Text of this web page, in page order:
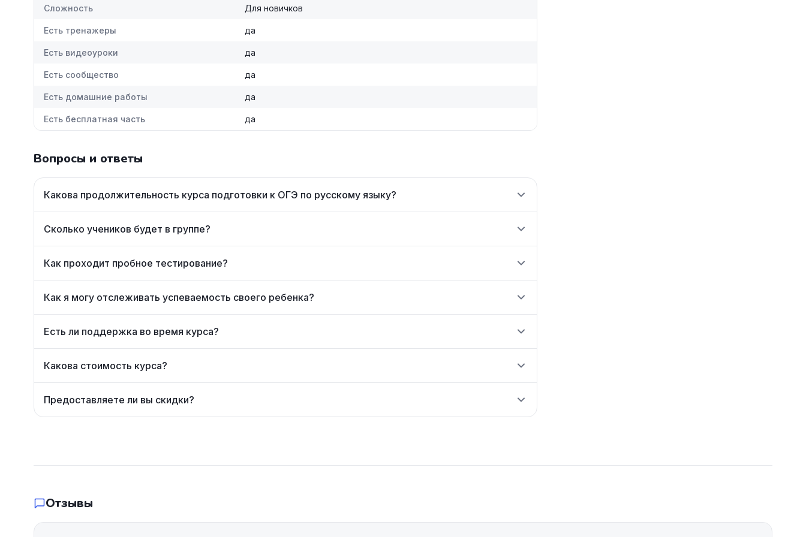
Сложность Для новичков
Есть тренажеры да
Есть видеоуроки да
Есть сообщество да
Есть домашние работы да
Есть бесплатная часть да
Вопросы и ответы
Какова продолжительность курса подготовки к ОГЭ по русскому языку?
Сколько учеников будет в группе?
Как проходит пробное тестирование?
Как я могу отслеживать успеваемость своего ребенка?
Есть ли поддержка во время курса?
Какова стоимость курса?
Предоставляете ли вы скидки?
Отзывы